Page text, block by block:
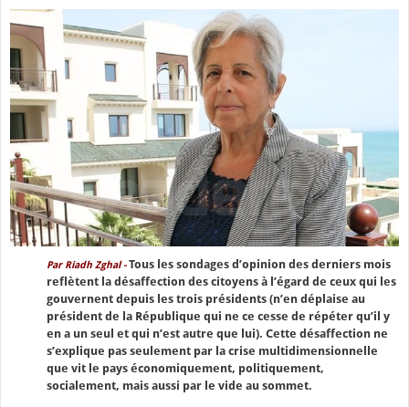
Par Riadh Zghal -Tous les sondages d’opinion des derniers mois
reflètent la désaffection des citoyens à l’égard de ceux qui les
gouvernent depuis les trois présidents (n’en déplaise au
président de la République qui ne ce cesse de répéter qu’il y
en a un seul et qui n’est autre que lui). Cette désaffection ne
s’explique pas seulement par la crise multidimensionnelle
que vit le pays économiquement, politiquement,
socialement, mais aussi par le vide au sommet.